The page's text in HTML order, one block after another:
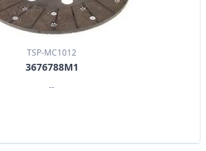
TSP-MC1012
3676788M1
--